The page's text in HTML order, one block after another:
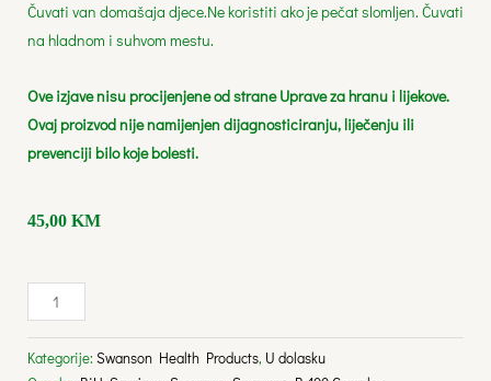
Čuvati van domašaja djece.Ne koristiti ako je pečat slomljen. Čuvati
na hladnom i suhvom mestu.
Ove izjave nisu procijenjene od strane Uprave za hranu i lijekove.
Ovaj proizvod nije namijenjen dijagnosticiranju, liječenju ili
prevenciji bilo koje bolesti.
45,00 KM
100
Complex
količina
Kategorije: Swanson Health Products, U dolasku